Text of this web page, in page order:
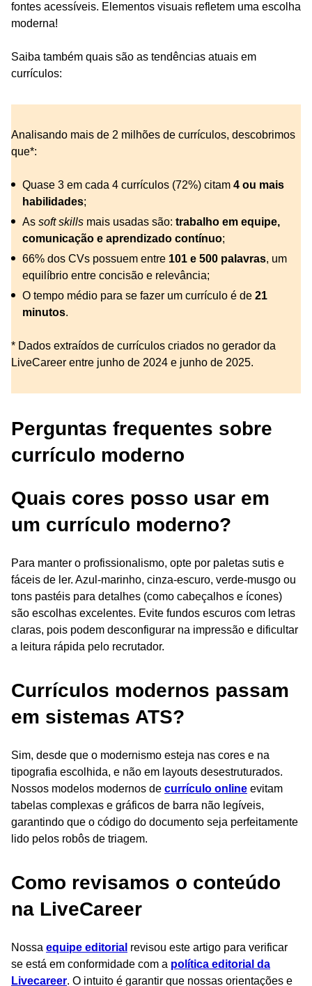
fontes acessíveis. Elementos visuais refletem uma escolha
moderna!
Saiba também quais são as tendências atuais em
currículos:
Analisando mais de 2 milhões de currículos, descobrimos
que*:
Quase 3 em cada 4 currículos (72%) citam 4 ou mais
habilidades;
As soft skills mais usadas são: trabalho em equipe,
comunicação e aprendizado contínuo;
66% dos CVs possuem entre 101 e 500 palavras, um
equilíbrio entre concisão e relevância;
O tempo médio para se fazer um currículo é de 21
minutos.
* Dados extraídos de currículos criados no gerador da
LiveCareer entre junho de 2024 e junho de 2025.
Perguntas frequentes sobre
currículo moderno
Quais cores posso usar em
um currículo moderno?
Para manter o profissionalismo, opte por paletas sutis e
fáceis de ler. Azul-marinho, cinza-escuro, verde-musgo ou
tons pastéis para detalhes (como cabeçalhos e ícones)
são escolhas excelentes. Evite fundos escuros com letras
claras, pois podem desconfigurar na impressão e dificultar
a leitura rápida pelo recrutador.
Currículos modernos passam
em sistemas ATS?
Sim, desde que o modernismo esteja nas cores e na
tipografia escolhida, e não em layouts desestruturados.
Nossos modelos modernos de currículo online evitam
tabelas complexas e gráficos de barra não legíveis,
garantindo que o código do documento seja perfeitamente
lido pelos robôs de triagem.
Como revisamos o conteúdo
na LiveCareer
Nossa equipe editorial revisou este artigo para verificar
se está em conformidade com a política editorial da
Livecareer. O intuito é garantir que nossas orientações e